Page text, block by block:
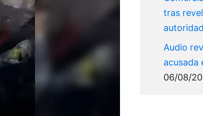
tras
Audio
acusada
06/08/